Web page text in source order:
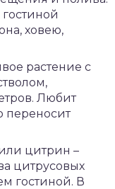
ховею,
растение с
Любит
переносит
цитрин –
цитрусовых
гостиной. В